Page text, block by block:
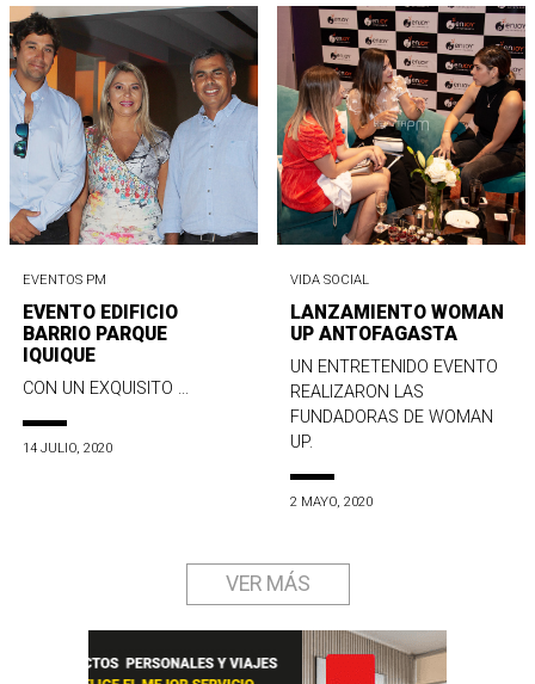
EVENTOS PM
EVENTO EDIFICIO
BARRIO PARQUE
IQUIQUE
CON UN EXQUISITO ...
14 JULIO, 2020
VIDA SOCIAL
LANZAMIENTO WOMAN
UP ANTOFAGASTA
UN ENTRETENIDO EVENTO
REALIZARON LAS
FUNDADORAS DE WOMAN
UP.
2 MAYO, 2020
VER MÁS